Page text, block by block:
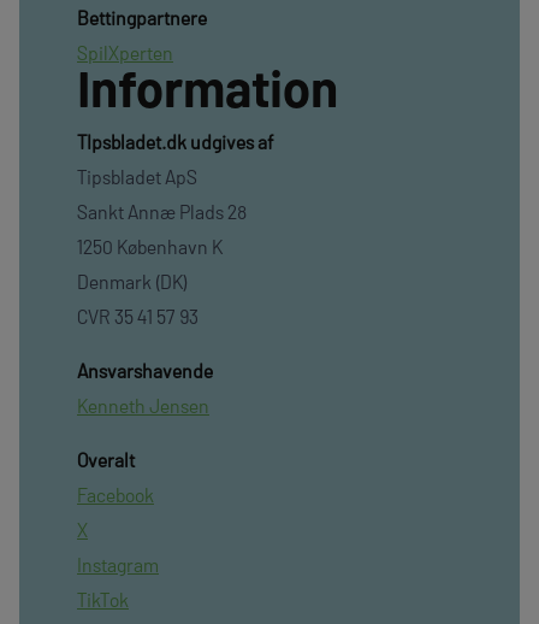
Bettingpartnere
SpilXperten
Information
TIpsbladet.dk udgives af
Tipsbladet ApS
Sankt Annæ Plads 28
1250 København K
Denmark (DK)
CVR 35 41 57 93
Ansvarshavende
Kenneth Jensen
Overalt
Facebook
X
Instagram
TikTok